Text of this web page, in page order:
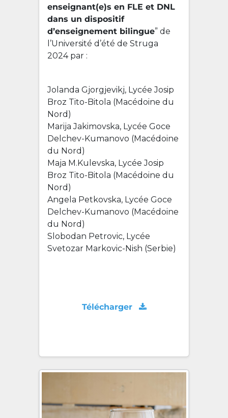
enseignant(e)s en FLE et DNL
dans un dispositif
d’enseignement bilingue” de
l’Université d’été de Struga
2024 par :
Jolanda Gjorgjevikj, Lycée Josip
Broz Tito-Bitola (Macédoine du
Nord)
Marija Jakimovska, Lycée Goce
Delchev-Kumanovo (Macédoine
du Nord)
Maja M.Kulevska, Lycée Josip
Broz Tito-Bitola (Macédoine du
Nord)
Angela Petkovska, Lycée Goce
Delchev-Kumanovo (Macédoine
du Nord)
Slobodan Petrovic, Lycée
Svetozar Markovic-Nish (Serbie)
Télécharger